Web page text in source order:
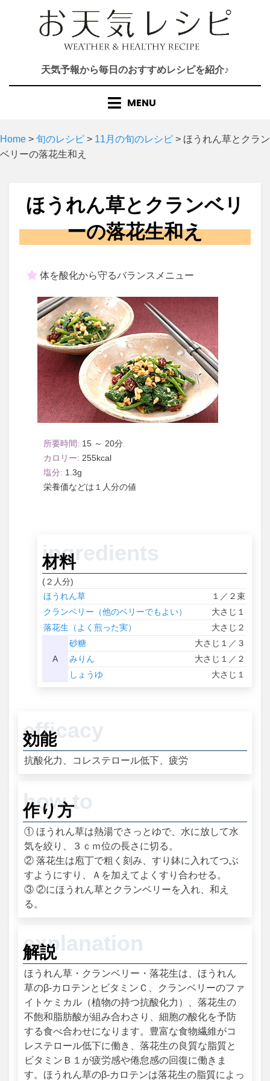
天気予報から毎日のおすすめレシピを紹介♪
MENU
Home > 旬のレシピ > 11月の旬のレシピ > ほうれん草とクラン
ベリーの落花生和え
ほうれん草とクランベリ
ーの落花生和え
体を酸化から守るバランスメニュー
15 ～ 20
255
1.3
１人分
材料
(２人分)
ほうれん草
１／２束
クランベリー（他のベリーでもよい）
大さじ１
落花生（よく煎った実）
大さじ２
A
砂糖
大さじ１／３
みりん
大さじ１／２
しょうゆ
大さじ１
効能
抗酸化力、コレステロール低下、疲労
作り方
① ほうれん草は熱湯でさっとゆで、水に放して水
気を絞り、３ｃｍ位の長さに切る。
② 落花生は庖丁で粗く刻み、すり鉢に入れてつぶ
すようにすり、Ａを加えてよくすり合わせる。
③ ②にほうれん草とクランベリーを入れ、和え
る。
解説
ほうれん草・クランベリー・落花生は、ほうれん
草のβ‐カロテンとビタミンＣ、クランベリーのファ
イトケミカル（植物の持つ抗酸化力）、落花生の
不飽和脂肪酸が組み合わさり、細胞の酸化を予防
する食べ合わせになります。豊富な食物繊維がコ
レステロール低下に働き、落花生の良質な脂質と
ビタミンＢ１が疲労感や倦怠感の回復に働きま
す。ほうれん草のβ‐カロテンは落花生の脂質によっ